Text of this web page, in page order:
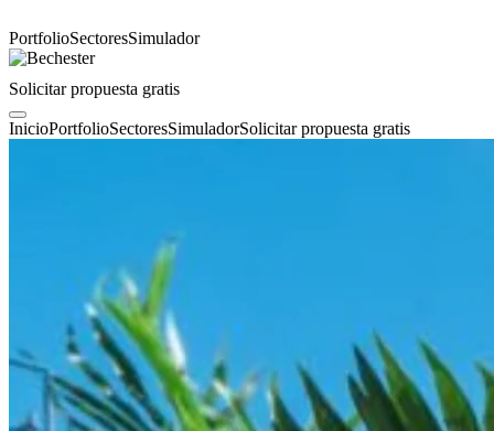
PortfolioSectoresSimulador
Solicitar propuesta gratis
InicioPortfolioSectoresSimuladorSolicitar propuesta gratis